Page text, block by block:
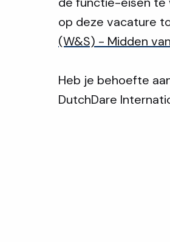
op deze vacature
(W&S) - Midden
Heb je behoefte
DutchDare